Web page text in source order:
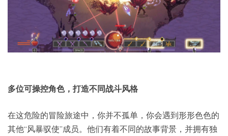
多位可操控角色，打造不同战斗风格
在这危险的冒险旅途中，你并不孤单，你会遇到形形色色的
其他“风暴驭使”成员。他们有着不同的故事背景，并拥有独